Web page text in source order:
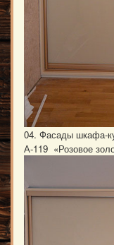
04. Фасады шкафа-
А-119 «Розовое